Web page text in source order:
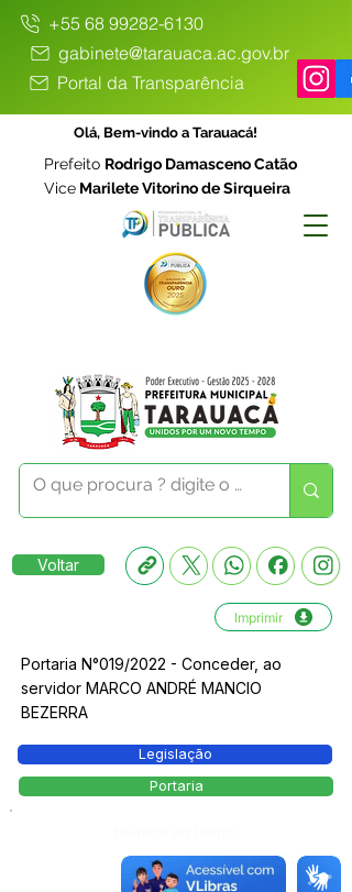
+55 68 99282-6130
gabinete@tarauaca.ac.gov.br
Portal da Transparência
Olá, Bem-vindo a Tarauacá!
Prefeito Rodrigo Damasceno Catão
Vice Marilete Vitorino de Sirqueira
Voltar
Imprimir
Portaria N°019/2022 - Conceder, ao
servidor MARCO ANDRÉ MANCIO
BEZERRA
Legislação
Portaria
13251